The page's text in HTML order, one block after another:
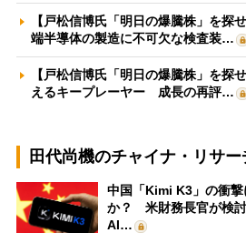
【戸松信博氏「明日の爆騰株」を探
端半導体の製造に不可欠な検査装…
【戸松信博氏「明日の爆騰株」を探
えるキープレーヤー 成長の再評…
田代尚機のチャイナ・リサー
中国「Kimi K3」の衝
か？ 米財務長官が検
AI…